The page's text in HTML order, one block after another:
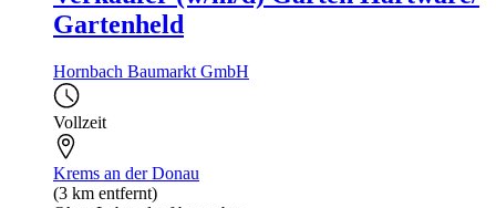
Gartenheld
Hornbach Baumarkt GmbH
Vollzeit
Krems an der Donau
(3 km entfernt)